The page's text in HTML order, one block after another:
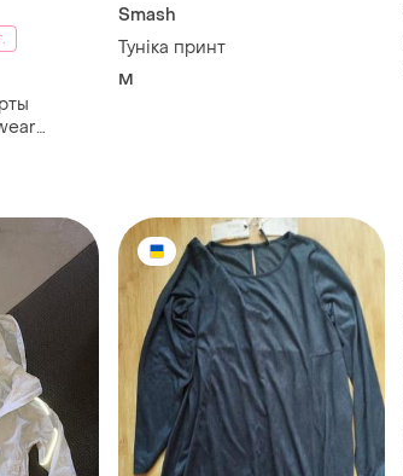
m
Smash
Тунiка принт
M